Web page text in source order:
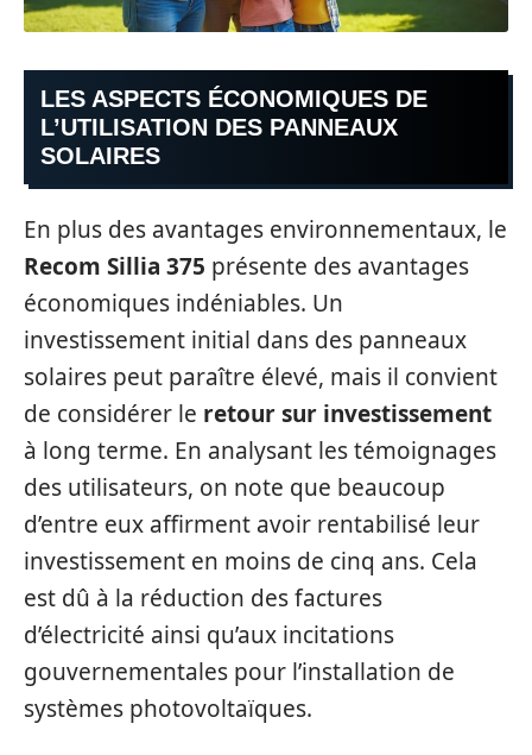
LES ASPECTS ÉCONOMIQUES DE
L’UTILISATION DES PANNEAUX
SOLAIRES
En plus des avantages environnementaux, le
Recom Sillia 375 présente des avantages
économiques indéniables. Un
investissement initial dans des panneaux
solaires peut paraître élevé, mais il convient
de considérer le retour sur investissement
à long terme. En analysant les témoignages
des utilisateurs, on note que beaucoup
d’entre eux affirment avoir rentabilisé leur
investissement en moins de cinq ans. Cela
est dû à la réduction des factures
d’électricité ainsi qu’aux incitations
gouvernementales pour l’installation de
systèmes photovoltaïques.